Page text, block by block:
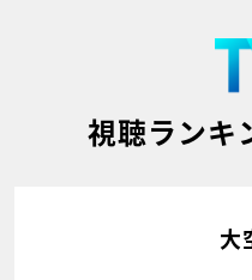
視聴ランキ
大